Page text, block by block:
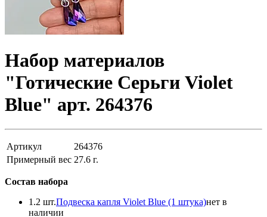
Набор материалов
"Готические Серьги Violet
Blue" арт. 264376
Артикул
264376
Примерный вес 27.6 г.
Состав набора
1.2 шт.Подвеска капля Violet Blue (1 штука)нет в
наличии